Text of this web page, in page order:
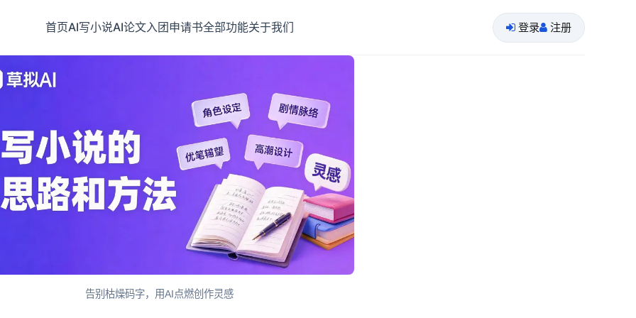
首页AI写小说AI论文入团申请书全部功能关于我们 登录 注册
告别枯燥码字，用AI点燃创作灵感